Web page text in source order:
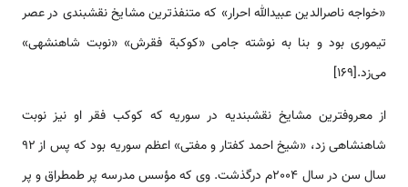
«خواجه ‌ناصرالدین‌ عبیدالله‌ احرار» که‌ متنفذترین‌ مشایخ‌ نقشبندی‌ در عصر
تیموری‌ بود و بنا به‌ نوشته‌ جامی‌ «کوکبة‌ فقرش‌» «نوبت‌ شاهنشهی‌»
می‌زد.[169]
از معروفترين مشايخ نقشبنديه در سوريه که کوکب فقر او نیز نوبت
شاهنشاهی زد، «شيخ احمد کفتار و مفتى» اعظم سوريه بود که پس از 92
سال سن در سال 2004‌م درگذشت. وى که مؤسس مدرسه پر طمطراق و پر